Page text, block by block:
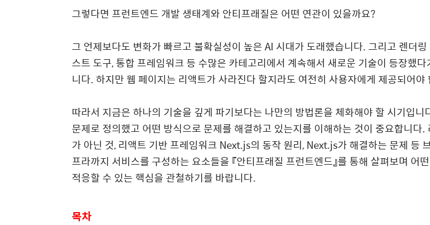
그렇다면 프런트엔드 개발 생태계와 안티프래질은 어떤 연관이 있을까요?
그 언제보다도 변화가 빠르고 불확실성이 높은AI 시대가 도래했습니다. 그리고 렌더
스트 도구,통합 프레임워크 등 수많은 카테고리에서 계속해서 새로운 기술이 등장했
니다.하지만 웹 페이지는 리액트가 사라진다 할지라도 여전히 사용자에게 제공되어야
따라서 지금은 하나의 기술을 깊게 파기보다는 나만의 방법론을 체화해야 할 시기입니
문제로 정의했고 어떤 방식으로 문제를 해결하고 있는지를 이해하는 것이 중요합니다.
가 아닌 것,리액트 기반 프레임워크 Next.js의 동작 원리, Next.js가 해결하는 문제 등
프라까지 서비스를 구성하는 요소들을 『안티프래질 프런트엔드』를 통해 살펴보며 어
적응할 수 있는 핵심을 관철하기를 바랍니다.
목차